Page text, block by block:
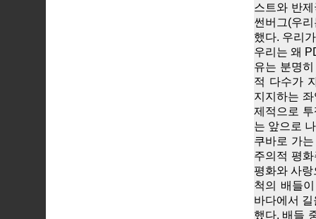
스트와 반
썬버그(우
했다. 우리
우리는 왜
유는 분명
적 다수가
지지하는
제적으로
는 앞으로
쿠바로 가
주의적 평
평화와 사
척의 배들
바다에서
했다. 배들